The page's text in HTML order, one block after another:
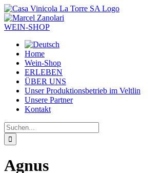
Zum
Inhalt
springen
WEIN-SHOP
Home
Wein-Shop
ERLEBEN
ÜBER UNS
Unser Produktionsbetrieb im Veltlin
Unsere Partner
Kontakt
Suche
nach:
Agnus